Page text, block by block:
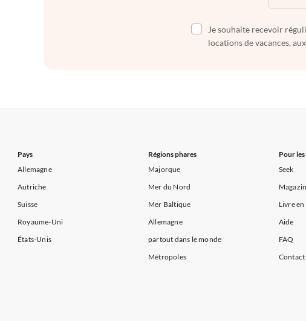
Je souhaite recevoir
locations de vacances,
Pays
Allemagne
Autriche
Suisse
Royaume-Uni
États-Unis
Régions phares
Majorque
Mer du Nord
Mer Baltique
Allemagne
partout dans le monde
Métropoles
Pour
Seek
Livre
Aide
FAQ
Contact